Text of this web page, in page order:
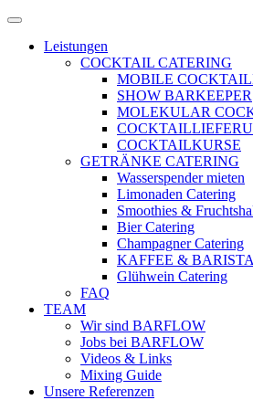
Zum
springen
Menü
öffnenLeistungen
COCKTAIL CATERING
MOBILE
SHOW BARKEEPER
MOLEKULAR
COCKTAILKURSE
GETRÄNKE CATERING
Wasserspender mieten
Limonaden Catering
Smoothies &
Bier Catering
Champagner Catering
KAFFEE & BARISTA
Glühwein Catering
FAQ
TEAM
Wir sind BARFLOW
Jobs bei BARFLOW
Videos & Links
Mixing Guide
Unsere Referenzen